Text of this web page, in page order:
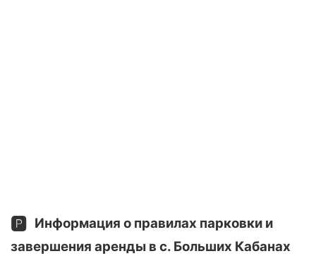
🅿️ Информация о правилах парковки и
завершения аренды в с. Больших Кабанах